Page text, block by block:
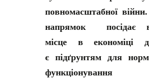
повномасштабної
напрямок посідає
місце в економіці
є підґрунтям для
функціонування